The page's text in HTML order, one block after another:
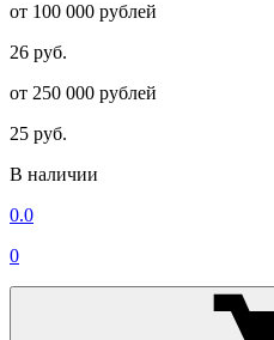
от 100 000 рублей
26 руб.
от 250 000 рублей
25 руб.
В наличии
0.0
0